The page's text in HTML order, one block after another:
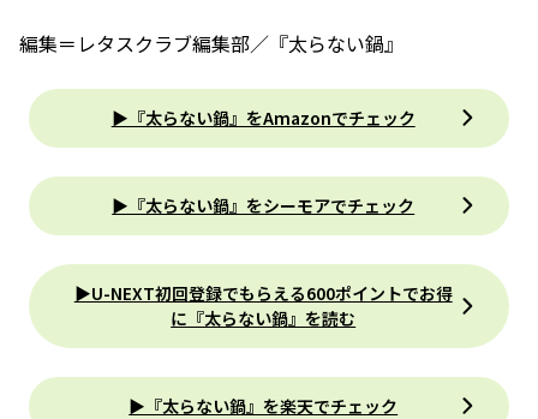
編集＝レタスクラブ編集部／『太らない鍋』
▶『太らない鍋』をAmazonでチェック
▶『太らない鍋』をシーモアでチェック
▶U-NEXT初回登録でもらえる600ポイントでお得
に『太らない鍋』を読む
▶『太らない鍋』を楽天でチェック